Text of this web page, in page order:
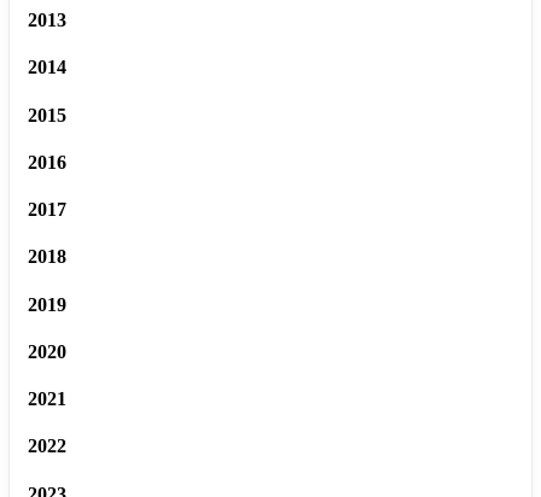
2013
2014
2015
2016
2017
2018
2019
2020
2021
2022